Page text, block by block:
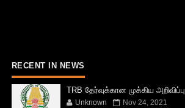
RECENT IN NEWS
TRB தேர்வுக்கான முக்கிய அறிவிப்பு
Unknown Nov 24, 2021